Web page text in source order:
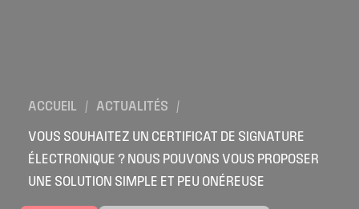
ACCUEIL / ACTUALITÉS
/
VOUS SOUHAITEZ UN CERTIFICAT DE SIGNATURE
ÉLECTRONIQUE ? NOUS POUVONS VOUS PROPOSER
UNE SOLUTION SIMPLE ET PEU ONÉREUSE